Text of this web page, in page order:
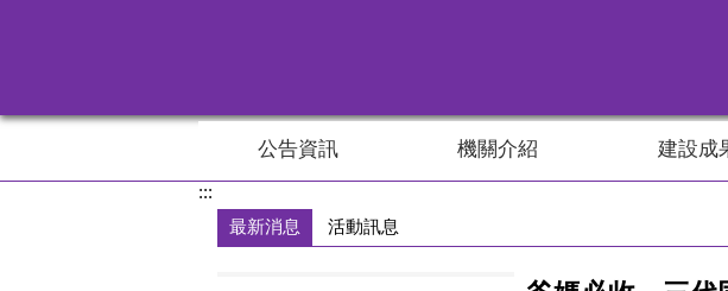
公告資訊 機關介紹 建設成
目
:::
最新消息
活動訊息